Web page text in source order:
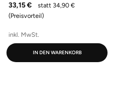
33,15 €
statt 34,90 €
(Preisvorteil)
inkl. MwSt.
IN DEN WARENKORB